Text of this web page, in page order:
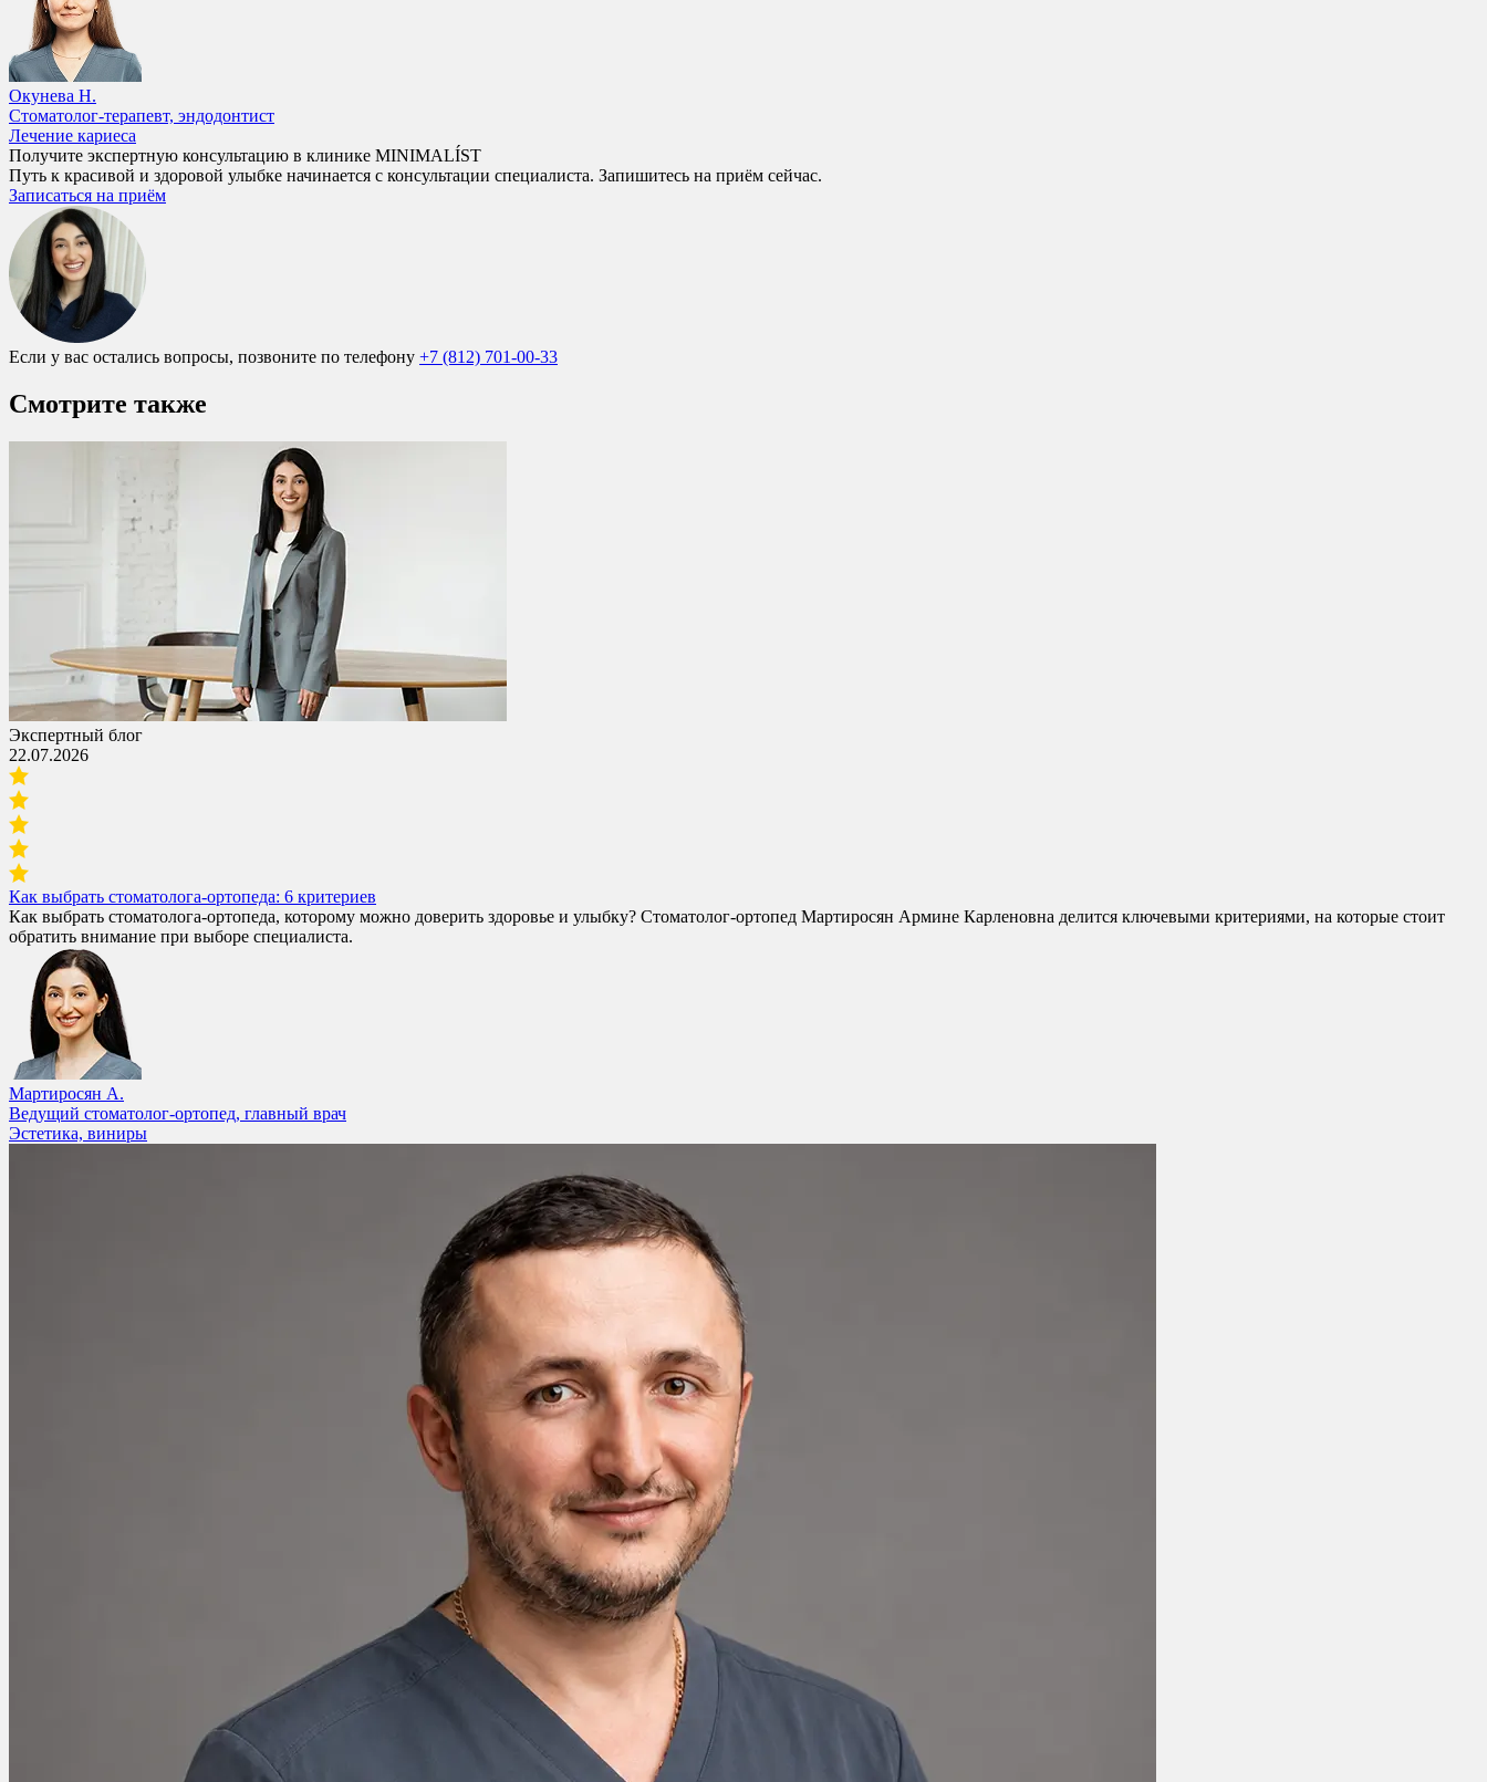
Окунева Н.
Стоматолог-терапевт, эндодонтист
Лечение кариеса
Получите экспертную консультацию в клинике MINIMALÍST
Путь к красивой и здоровой улыбке начинается с консультации специалиста. Запишитесь на приём сейчас.
Записаться на приём
Если у вас остались вопросы, позвоните по телефону +7 (812) 701-00-33
Смотрите также
Экспертный блог
22.07.2026
Как выбрать стоматолога-ортопеда: 6 критериев
Как выбрать стоматолога-ортопеда, которому можно доверить здоровье и улыбку? Стоматолог-ортопед Мартиросян Армине Карленовна делится ключевыми критериями, на которые стоит
обратить внимание при выборе специалиста.
Мартиросян А.
Ведущий стоматолог-ортопед, главный врач
Эстетика, виниры